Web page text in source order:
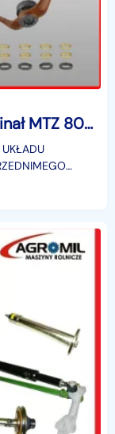
Wspomaganie na orbitrol oryginał MTZ 80 BELARUS